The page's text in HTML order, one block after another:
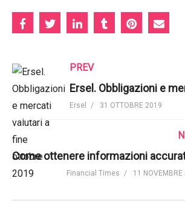
PREV
Ersel 31 OTTOBRE 2019
Financial Times 11 NOVEMBRE